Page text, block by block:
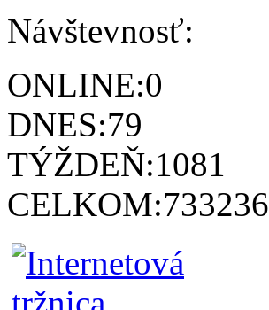
Návštevnosť:
ONLINE:0
DNES:79
TÝŽDEŇ:1081
CELKOM:733236